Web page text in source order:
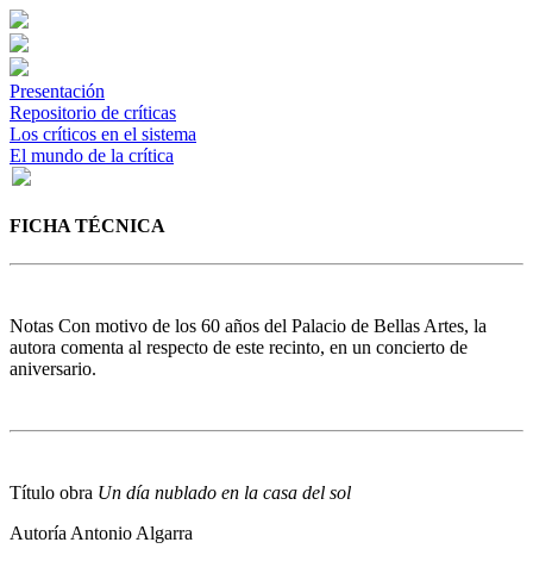
Presentación
Repositorio de críticas
Los críticos en el sistema
El mundo de la crítica
FICHA TÉCNICA
Notas Con motivo de los 60 años del Palacio de Bellas Artes, la
autora comenta al respecto de este recinto, en un concierto de
aniversario.
Título obra Un día nublado en la casa del sol
Autoría Antonio Algarra